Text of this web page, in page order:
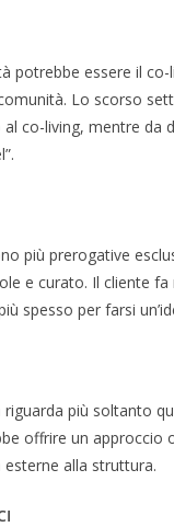
essere il co-
Lo scorso
co-living, mentre da
più prerogative
e curato. Il cliente fa
spesso per farsi
più soltanto
offrire un approccio
alla struttura.